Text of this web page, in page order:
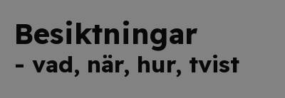
Besiktningar
- vad, när, hur, tvist